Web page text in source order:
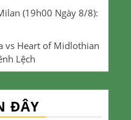
(19h00 Ngày 8/8):
vs Heart of Midlothian
Lệch
ĐÂY